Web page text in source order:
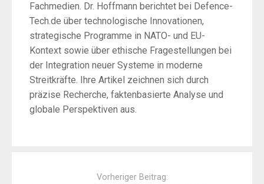
Fachmedien. Dr. Hoffmann berichtet bei Defence-
Tech.de über technologische Innovationen,
strategische Programme in NATO- und EU-
Kontext sowie über ethische Fragestellungen bei
der Integration neuer Systeme in moderne
Streitkräfte. Ihre Artikel zeichnen sich durch
präzise Recherche, faktenbasierte Analyse und
globale Perspektiven aus.
Vorheriger Beitrag: